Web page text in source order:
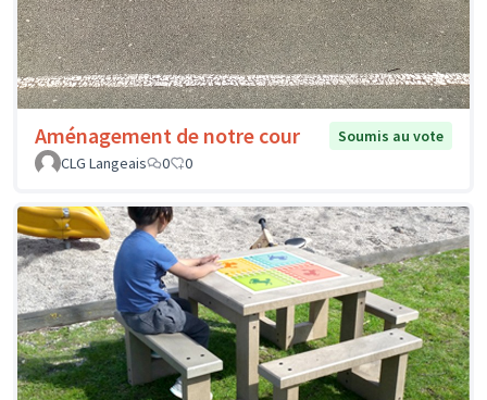
Aménagement de notre cour
Soumis au vote
CLG Langeais
0 0